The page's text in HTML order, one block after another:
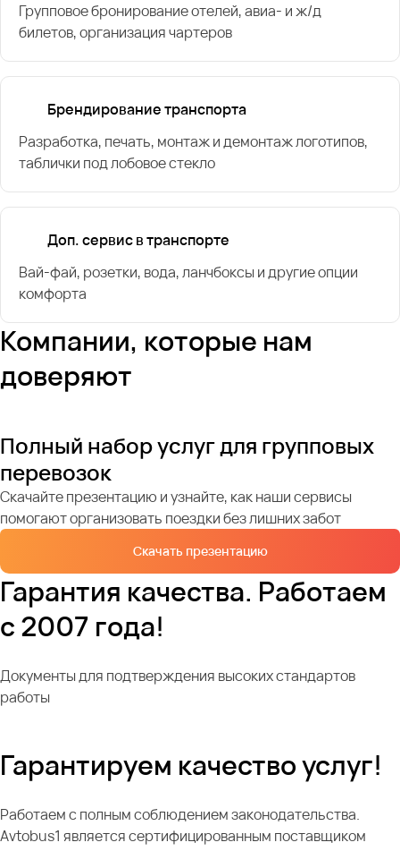
Групповое бронирование отелей, авиа- и ж/д
билетов, организация чартеров
Брендирование транспорта
Разработка, печать, монтаж и демонтаж логотипов,
таблички под лобовое стекло
Доп. сервис в транспорте
Вай-фай, розетки, вода, ланчбоксы и другие опции
комфорта
Компании, которые нам
доверяют
Полный набор услуг для групповых
перевозок
Скачайте презентацию и узнайте, как наши сервисы
помогают организовать поездки без лишних забот
Скачать презентацию
Гарантия качества. Работаем
с 2007 года!
Документы для подтверждения высоких стандартов
работы
Гарантируем качество услуг!
Работаем с полным соблюдением законодательства.
Avtobus1 является сертифицированным поставщиком